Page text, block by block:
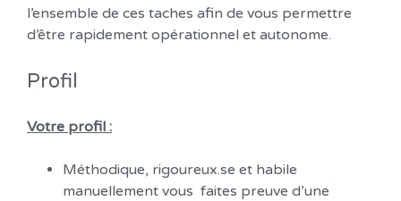
l’ensemble de ces taches afin de vous permettre
d’être rapidement opérationnel et autonome.
Profil
Votre profil :
Méthodique, rigoureux.se et habile
manuellement vous faites preuve d’une